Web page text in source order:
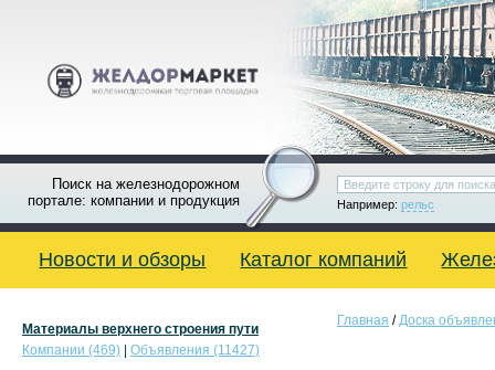
Поиск на железнодорожном
портале: компании и продукция
Например: рельс
Новости и обзоры Каталог компаний
Главная /Доска
Материалы верхнего строения пути
Компании (469)
Объявления (11427)